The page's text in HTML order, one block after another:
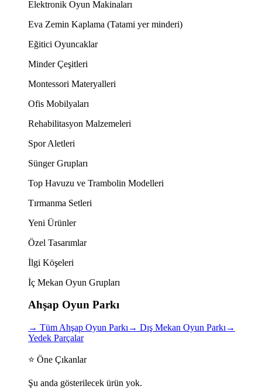
Elektronik Oyun Makinaları
Eva Zemin Kaplama (Tatami yer minderi)
Eğitici Oyuncaklar
Minder Çeşitleri
Montessori Materyalleri
Ofis Mobilyaları
Rehabilitasyon Malzemeleri
Spor Aletleri
Sünger Grupları
Top Havuzu ve Trambolin Modelleri
Tırmanma Setleri
Yeni Ürünler
Özel Tasarımlar
İlgi Köşeleri
İç Mekan Oyun Grupları
Ahşap Oyun Parkı
→ Tüm Ahşap Oyun Parkı → Dış Mekan Oyun Parkı →
Yedek Parçalar
⭐ Öne Çıkanlar
Şu anda gösterilecek ürün yok.